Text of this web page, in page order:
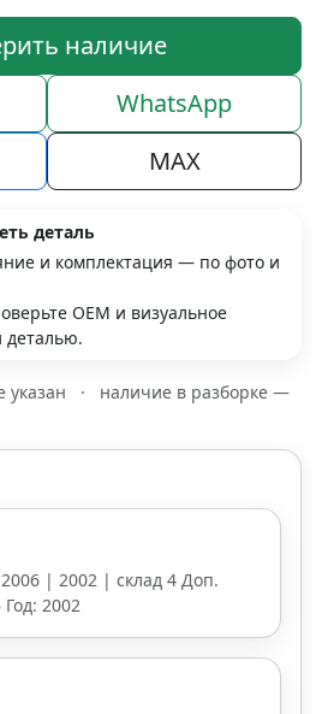
наличие
WhatsApp
MAX
деталь
и комплектация — по фото и
OEM и визуальное
деталью.
указан ·
наличие в разборке —
| 2002 | склад 4 Доп.
2002